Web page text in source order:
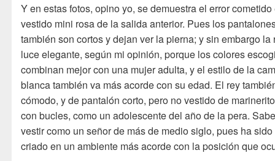
Y en estas fotos, opino yo, se demuestra el error
vestido mini rosa de la salida anterior. Pues los
también son cortos y dejan ver la pierna; y sin embargo la
luce elegante, según mi opinión, porque los colores
combinan mejor con una mujer adulta, y el estilo de la
blanca también va más acorde con su edad. El rey
cómodo, y de pantalón corto, pero no vestido de
con bucles, como un adolescente del año de la pera.
vestir como un señor de más de medio siglo, pues ha sido
criado en un ambiente más acorde con la posición que